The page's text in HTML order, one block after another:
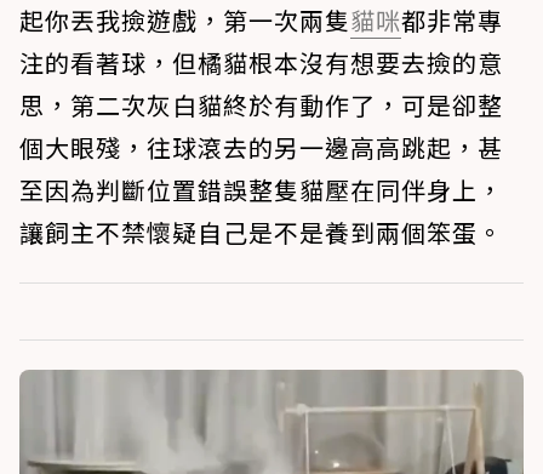
起你丟我撿遊戲，第一次兩隻貓咪都非常專
注的看著球，但橘貓根本沒有想要去撿的意
思，第二次灰白貓終於有動作了，可是卻整
個大眼殘，往球滾去的另一邊高高跳起，甚
至因為判斷位置錯誤整隻貓壓在同伴身上，
讓飼主不禁懷疑自己是不是養到兩個笨蛋。